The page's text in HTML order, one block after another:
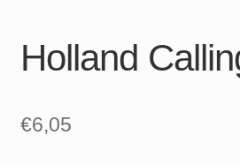
Mijn account
Holland
€6,05